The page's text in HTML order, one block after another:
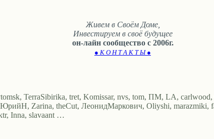
Живем в Своём Доме,
Инвестируем в своё будущее
он-лайн сообщество с 2006г.
● К О Н Т А К Т Ы ●
TerraSibirika, tret, Komissar, nvs, tom, ПМ, LA,
Zarina, theCut, ЛеонидМаркович, Oliyshi,
Inna, slavaant …